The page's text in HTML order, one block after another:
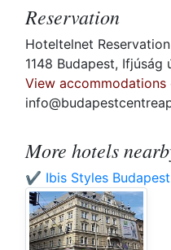
Reservation
Hoteltelnet
1148 Budapest, Ifjúság
View accommodations
More hotels
✔️ Ibis Styles